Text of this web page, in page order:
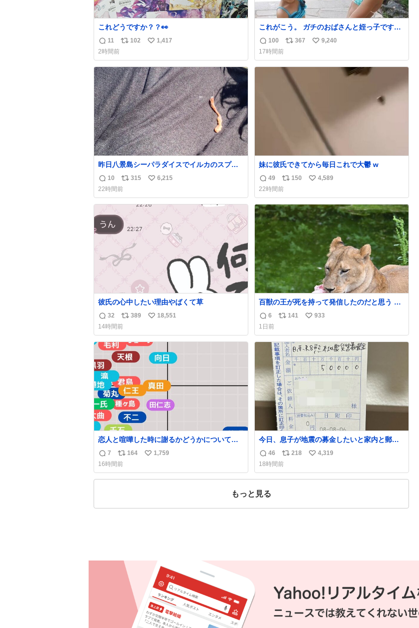
これどうですか？？👀
返
信
数
11
リ
ス
ト
数
102
い
ね
数
1,417
2時間前
これがこう。 ガチのおばさんと姪っ子です。
（身長抜かされててしぬ笑） #ヤツルギ12 #
家族でヒロイン
返
信
数
100
リ
ス
ト
数
367
い
ね
9,240
17時間前
昨日八景島シーパラダイスでイルカのスプラ
ッシュを浴びたらゲソのおまけがついてきま
した。誰の食べカスかわからないけど、とて
も愛おしいです。こんなおまけまで付けても
らって感謝しかありません。 #ふれあいラグ
返
信
数
10
リ
ポ
ス
数
315
い
ね
6,215
22時間前
妹に彼氏できてから毎日これで大鬱 w
返
信
数
49
リ
ポ
ス
ト
数
150
い
ね
数
4,589
22時間前
彼氏の心中したい理由やばくて草
返
信
数
32
リ
ポ
ス
ト
数
389
い
ね
数
18,551
14時間前
百獣の王が死を持って発信したのだと思う 高
温多湿が尋常でない日本の夏 どうか早急に飼
育の環境を見直して 動物の命を護ってくださ
い…と 治療中のライオンが助かりますように
すべての動物の命が護られますように
2026.7.3📷多摩動物公園にて 残念ながら個体
の識別は出来ません
返
信
数
6
リ
ス
ト
数
141
い
ね
数
933
1日前
恋人と喧嘩した時に謝るかどうかについて考
えてみました💭 ▶︎自分から謝る or 悪くない
なら謝らない ▶︎ねちねちする or さっぱりし
ている 個人的見解です！色々と許してくださ
い！
返
信
数
7
リ
ポ
ス
164
い
ね
1,759
16時間前
今日、息子が地震の募金したいと家内と郵便
局に行ったみたいです。おもちゃとか買う選
択肢もあったと思うけど、自分で貯めてた2万
円を役に立てて欲しい、みんなも元気になっ
て欲しいと。家内も一緒に募金したので、自
返
信
数
46
リ
ポ
ス
218
い
ね
4,319
18時間前
もっと見る